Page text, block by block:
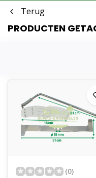
Terug
PRODUCTEN
(0)